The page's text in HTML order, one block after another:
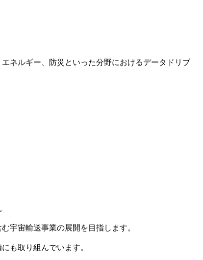
ネルギー、防災といった分野におけるデータドリブ
宇宙輸送事業の展開を目指します。
も取り組んでいます。